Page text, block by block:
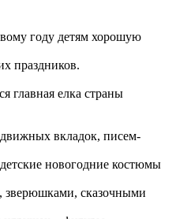
году детям хорошую
праздников.
главная елка страны
вкладок, писем-
новогодние костюмы
зверюшками, сказочными